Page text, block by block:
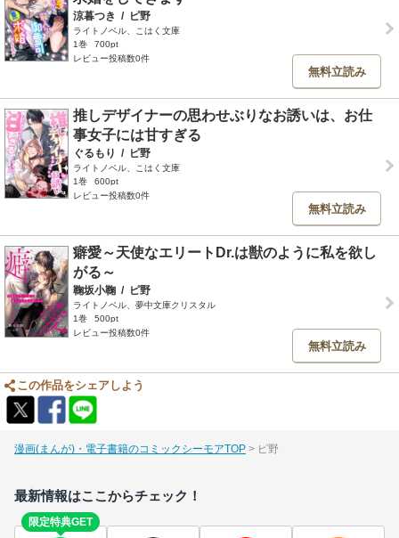
涼暮つき / ピ野
ライトノベル、こはく文庫
1巻
700pt
レビュー投稿数0件
無料立読み
推しデザイナーの思わせぶりなお誘いは、お仕
事女子には甘すぎる
ぐるもり / ピ野
ライトノベル、こはく文庫
1巻
600pt
レビュー投稿数0件
無料立読み
癖愛～天使なエリートDr.は獣のように私を欲し
がる～
鞠坂小鞠 / ピ野
ライトノベル、夢中文庫クリスタル
1巻
500pt
レビュー投稿数0件
無料立読み
この作品をシェアしよう
漫画(まんが)・電子書籍のコミックシーモアTOP ピ野
最新情報はここからチェック！
限定特典GET